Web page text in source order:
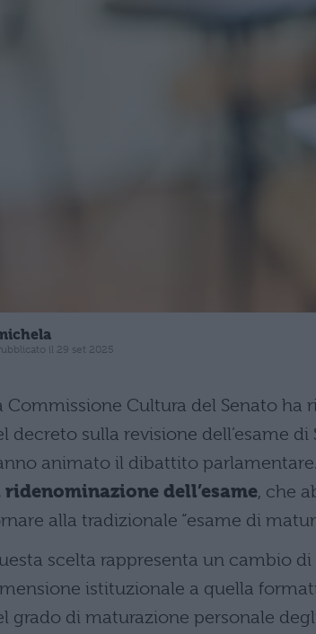
il 29 set 2025
Commissione Cultura del Senato ha
decreto sulla revisione dell’esame
animato il dibattito parlamentare.
ridenominazione dell’esame, che
alla tradizionale “esame di
scelta rappresenta un cambio
istituzionale a quella
grado di maturazione personale